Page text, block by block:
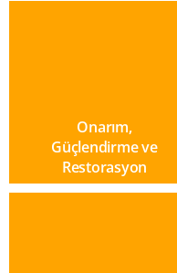
Onarım,
Güçlendirme ve
Restorasyon